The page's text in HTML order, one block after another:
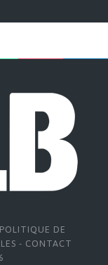
POLITIQUE DE
- CONTACT